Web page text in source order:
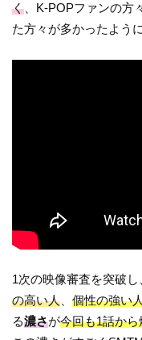
く 、K-POPファンの
た方々が多かったよう
1次の映像審査を突破
の高い人 、個性の強い
る濃さが今回も1話か